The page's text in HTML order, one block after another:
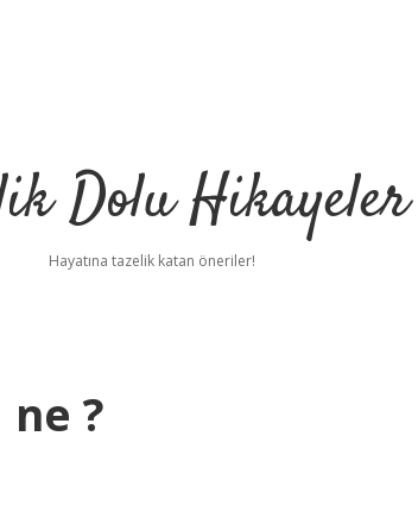
Dolu Hikayeler
Hayatına tazelik katan öneriler!
?